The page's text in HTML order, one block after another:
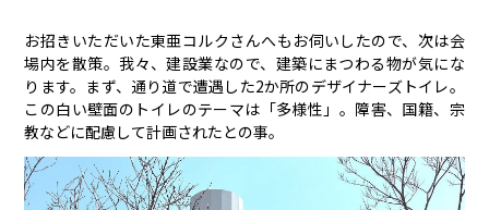
お招きいただいた東亜コルクさんへもお伺いしたので、次は会
場内を散策。我々、建設業なので、建築にまつわる物が気にな
ります。まず、通り道で遭遇した2か所のデザイナーズトイレ。
この白い壁面のトイレのテーマは「多様性」。障害、国籍、宗
教などに配慮して計画されたとの事。